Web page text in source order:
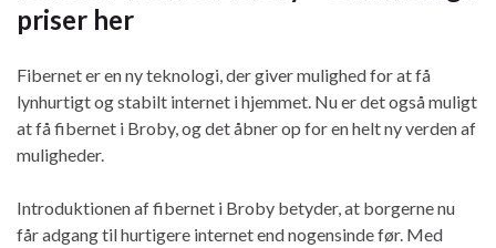
priser her
Fibernet er en ny teknologi, der giver mulighed for at få
lynhurtigt og stabilt internet i hjemmet. Nu er det også muligt
at få fibernet i Broby, og det åbner op for en helt ny verden af
muligheder.
Introduktionen af fibernet i Broby betyder, at borgerne nu
får adgang til hurtigere internet end nogensinde før. Med